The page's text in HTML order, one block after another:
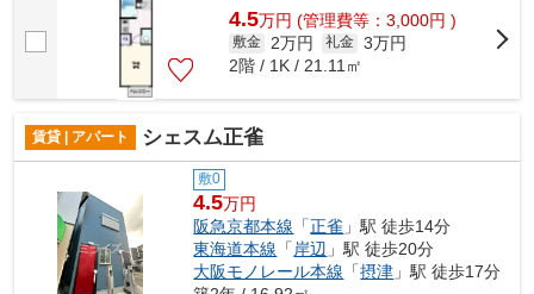
4.5万円 (管理費等：3,000円 )
敷金 2万円 礼金 3万円
2階 / 1K / 21.11㎡
賃貸 | アパート シェスム正雀
敷0
4.5万円
阪急京都本線 「正雀 」駅 徒歩14分
東海道本線 「 岸辺 」駅 徒歩20分
大阪モノレール本線 「摂津 」駅 徒歩17分